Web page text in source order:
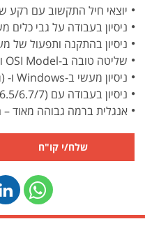
יוצאי חיל התקשוב עם רקע
ניסיון בעבודה על גבי כלים
ניסיון בהתקנה ותפעול של
שליטה טובה ב-OSI Model ובפרוטוקולי TCP/IP
ניסיון מעשי ב-Windows ו- (RHEL, Ubuntu) Linux
ניסיון בעבודה עם VMware vSphere (6.5/6.7/7)
אנגלית ברמה גבוהה מאוד –
שלח/י קו"ח